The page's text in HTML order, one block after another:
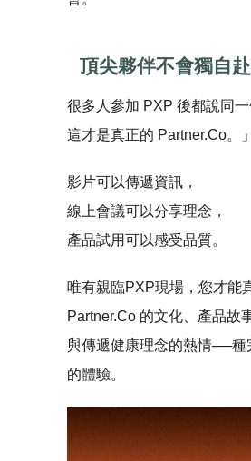
頂尖夥伴不會獨自
很多人參加 PXP 後都說同
這才是真正的 Partner.Co。」
影片可以傳遞資訊，
線上會議可以分享理念，
產品試用可以感受品質。
唯有親臨PXP現場，您才能
Partner.Co 的文化、產品故
與傳遞健康理念的熱情──種
的體驗。